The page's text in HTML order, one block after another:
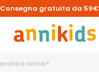
Consegna gratuita da 59€